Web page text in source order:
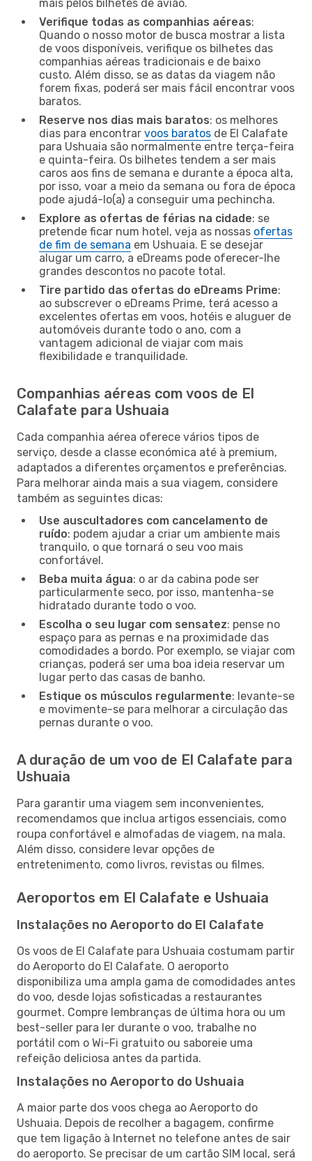
mais pelos bilhetes de avião.
Verifique todas as companhias aéreas:
Quando o nosso motor de busca mostrar a lista
de voos disponíveis, verifique os bilhetes das
companhias aéreas tradicionais e de baixo
custo. Além disso, se as datas da viagem não
forem fixas, poderá ser mais fácil encontrar voos
baratos.
Reserve nos dias mais baratos: os melhores
dias para encontrar voos baratos de El Calafate
para Ushuaia são normalmente entre terça-feira
e quinta-feira. Os bilhetes tendem a ser mais
caros aos fins de semana e durante a época alta,
por isso, voar a meio da semana ou fora de época
pode ajudá-lo(a) a conseguir uma pechincha.
Explore as ofertas de férias na cidade: se
pretende ficar num hotel, veja as nossas ofertas
de fim de semana em Ushuaia. E se desejar
alugar um carro, a eDreams pode oferecer-lhe
grandes descontos no pacote total.
Tire partido das ofertas do eDreams Prime:
ao subscrever o eDreams Prime, terá acesso a
excelentes ofertas em voos, hotéis e aluguer de
automóveis durante todo o ano, com a
vantagem adicional de viajar com mais
flexibilidade e tranquilidade.
Companhias aéreas com voos de El
Calafate para Ushuaia
Cada companhia aérea oferece vários tipos de
serviço, desde a classe económica até à premium,
adaptados a diferentes orçamentos e preferências.
Para melhorar ainda mais a sua viagem, considere
também as seguintes dicas:
Use auscultadores com cancelamento de
ruído: podem ajudar a criar um ambiente mais
tranquilo, o que tornará o seu voo mais
confortável.
Beba muita água: o ar da cabina pode ser
particularmente seco, por isso, mantenha-se
hidratado durante todo o voo.
Escolha o seu lugar com sensatez: pense no
espaço para as pernas e na proximidade das
comodidades a bordo. Por exemplo, se viajar com
crianças, poderá ser uma boa ideia reservar um
lugar perto das casas de banho.
Estique os músculos regularmente: levante-se
e movimente-se para melhorar a circulação das
pernas durante o voo.
A duração de um voo de El Calafate para
Ushuaia
Para garantir uma viagem sem inconvenientes,
recomendamos que inclua artigos essenciais, como
roupa confortável e almofadas de viagem, na mala.
Além disso, considere levar opções de
entretenimento, como livros, revistas ou filmes.
Aeroportos em El Calafate e Ushuaia
Instalações no Aeroporto do El Calafate
Os voos de El Calafate para Ushuaia costumam partir
do Aeroporto do El Calafate. O aeroporto
disponibiliza uma ampla gama de comodidades antes
do voo, desde lojas sofisticadas a restaurantes
gourmet. Compre lembranças de última hora ou um
best-seller para ler durante o voo, trabalhe no
portátil com o Wi-Fi gratuito ou saboreie uma
refeição deliciosa antes da partida.
Instalações no Aeroporto do Ushuaia
A maior parte dos voos chega ao Aeroporto do
Ushuaia. Depois de recolher a bagagem, confirme
que tem ligação à Internet no telefone antes de sair
do aeroporto. Se precisar de um cartão SIM local, será